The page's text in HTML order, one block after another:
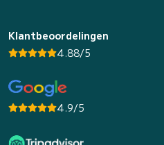
Klantbeoordelingen
4.88/5
4.9/5